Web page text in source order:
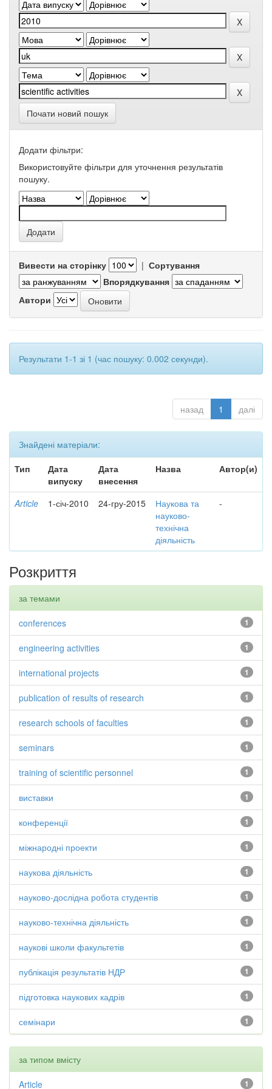
Почати новий пошук
Додати фільтри:
Використовуйте фільтри для уточнення результатів
пошуку.
Вивести на сторінку | Сортування
Впорядкування
Автори
Результати 1-1 зі 1 (час пошуку: 0.002 секунди).
назад 1 далі
Знайдені матеріали:
Тип
Дата
випуску
Дата
внесення
Назва Автор(и)
Article 1-січ-2010 24-гру-2015
Наукова та
науково-
технічна
діяльність
-
Розкриття
за темами
1
conferences
1
engineering activities
1
international projects
1
publication of results of research
1
research schools of faculties
1
seminars
1
training of scientific personnel
1
виставки
1
конференції
1
міжнародні проекти
1
наукова діяльність
1
науково-дослідна робота студентів
1
науково-технічна діяльність
1
наукові школи факультетів
1
публікація результатів НДР
1
підготовка наукових кадрів
1
семінари
за типом вмісту
1
Article